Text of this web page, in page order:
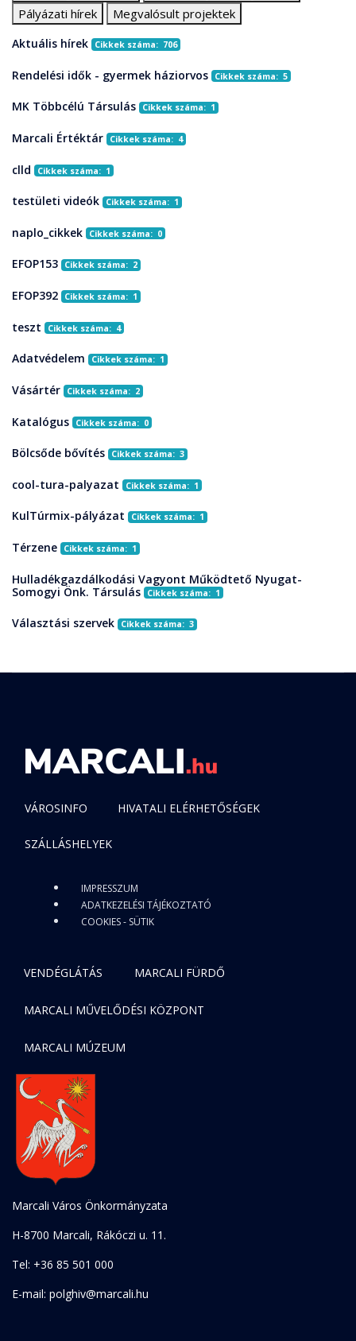
Pályázati hírek
Megvalósult projektek
Aktuális hírek Cikkek száma: 706
Rendelési idők - gyermek háziorvos Cikkek száma: 5
MK Többcélú Társulás Cikkek száma: 1
Marcali Értéktár Cikkek száma: 4
clld Cikkek száma: 1
testületi videók Cikkek száma: 1
naplo_cikkek Cikkek száma: 0
EFOP153 Cikkek száma: 2
EFOP392 Cikkek száma: 1
teszt Cikkek száma: 4
Adatvédelem Cikkek száma: 1
Vásártér Cikkek száma: 2
Katalógus Cikkek száma: 0
Bölcsőde bővítés Cikkek száma: 3
cool-tura-palyazat Cikkek száma: 1
KulTúrmix-pályázat Cikkek száma: 1
Térzene Cikkek száma: 1
Hulladékgazdálkodási Vagyont Működtető Nyugat-
Somogyi Önk. Társulás
Cikkek száma: 1
Választási szervek Cikkek száma: 3
VÁROSINFO HIVATALI ELÉRHETŐSÉGEK
SZÁLLÁSHELYEK
IMPRESSZUM
ADATKEZELÉSI TÁJÉKOZTATÓ
COOKIES - SÜTIK
VENDÉGLÁTÁS MARCALI FÜRDŐ
MARCALI MŰVELŐDÉSI KÖZPONT
MARCALI MÚZEUM
Marcali Város Önkormányzata
H-8700 Marcali, Rákóczi u. 11.
Tel: +36 85 501 000
E-mail: polghiv@marcali.hu